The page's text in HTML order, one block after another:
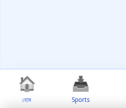
🏠
হোম
📥
Sports